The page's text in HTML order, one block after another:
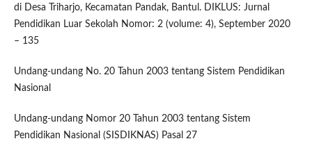
di Desa Triharjo, Kecamatan Pandak, Bantul. DIKLUS: Jurnal
Pendidikan Luar Sekolah Nomor: 2 (volume: 4), September 2020
– 135
Undang-undang No. 20 Tahun 2003 tentang Sistem Pendidikan
Nasional
Undang-undang Nomor 20 Tahun 2003 tentang Sistem
Pendidikan Nasional (SISDIKNAS) Pasal 27